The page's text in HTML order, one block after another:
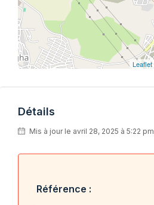
Leaflet
Détails
Mis à jour le avril 28, 2025 à 5:22 pm
Référence :